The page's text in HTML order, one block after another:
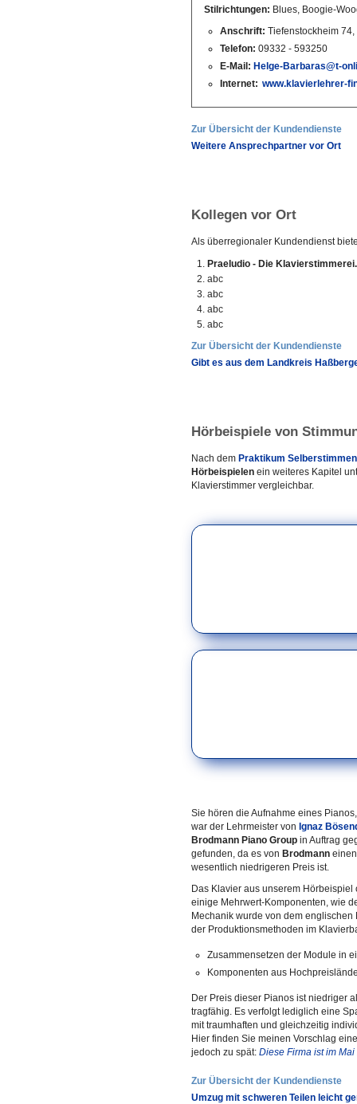
Stilrichtungen: Blues, Boogie-
Anschrift: Tiefenstockheim
Telefon: 09332 - 593250
E-Mail: Helge-Barbaras@t-
Internet: www.klavierlehrer-
Zur Übersicht der Kundendienste
Weitere Ansprechpartner vor Ort
Kollegen vor Ort
Als überregionaler Kundendienst
Praeludio - Die Klavierstimmerei.
abc
abc
abc
abc
Zur Übersicht der Kundendienste
Gibt es aus dem Landkreis
Hörbeispiele von
Nach dem Praktikum Selberstimmen
Hörbeispielen ein weiteres Kapitel
Klavierstimmer vergleichbar.
Sie hören die Aufnahme eines
war der Lehrmeister von Ignaz
Brodmann Piano Group in Auftrag
gefunden, da es von Brodmann
wesentlich niedrigeren Preis ist.
Das Klavier aus unserem
einige Mehrwert-Komponenten, wie
Mechanik wurde von dem
der Produktionsmethoden im
Zusammensetzen der Module in
Komponenten aus
Der Preis dieser Pianos ist niedriger
tragfähig. Es verfolgt lediglich eine
mit traumhaften und gleichzeitig
Hier finden Sie meinen Vorschlag
jedoch zu spät: Diese Firma ist im
Zur Übersicht der Kundendienste
Umzug mit schweren Teilen leicht